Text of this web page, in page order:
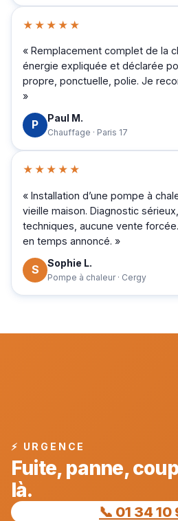
★★★★★
« Remplacement complet de la
énergie expliquée et déclarée
propre, ponctuelle, polie. Je
»
P Paul M.
Chauffage · Paris 17
★★★★★
« Installation d’une pompe à
vieille maison. Diagnostic
techniques, aucune vente
en temps annoncé. »
S Sophie L.
Pompe à chaleur · Cergy
⚡ URGENCE
Fuite, panne,
là.
📞 01 34 10